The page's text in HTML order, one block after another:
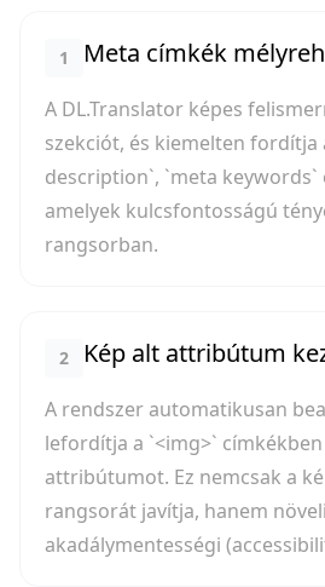
1 Meta címkék
A DL.Translator képes
szekciót, és kiemelten fordítja
description`, `meta keywords`
amelyek kulcsfontosságú
rangsorban.
2 Kép alt attribútum
A rendszer automatikusan
lefordítja a `<img>`
attribútumot. Ez nemcsak a
rangsorát javítja, hanem
akadálymentességi